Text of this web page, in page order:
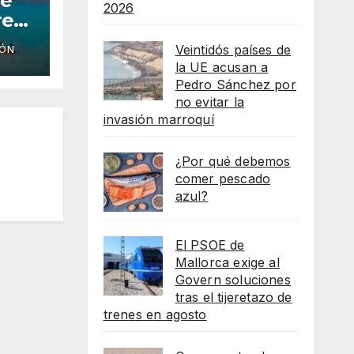
2026
Veintidós países de
la UE acusan a
Pedro Sánchez por
no evitar la
invasión marroquí
¿Por qué debemos
comer pescado
azul?
El PSOE de
Mallorca exige al
Govern soluciones
tras el tijeretazo de
trenes en agosto